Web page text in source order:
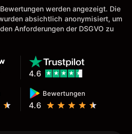
werden angezeigt. Die
absichtlich anonymisiert, um
Anforderungen der DSGVO zu
Bewertungen
4.6
4.6